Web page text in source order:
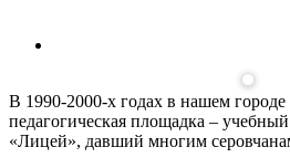
В 1990-2000-х годах в нашем городе
педагогическая площадка –
«Лицей», давший многим